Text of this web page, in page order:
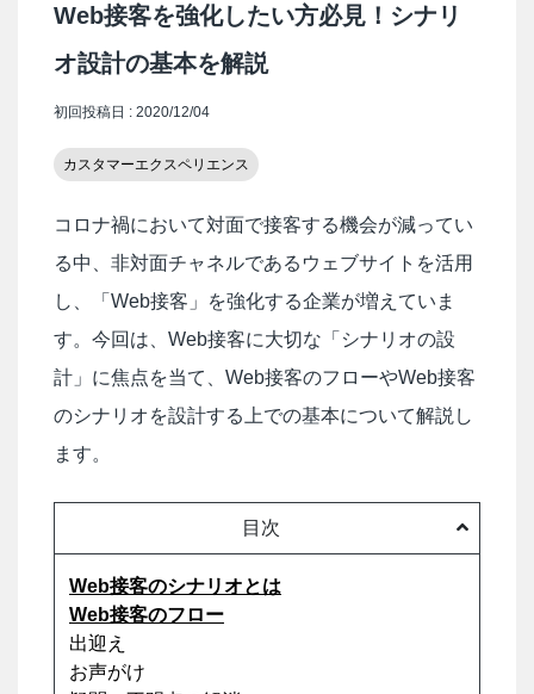
カスタマーエクスペリエンス
初回投稿日 : 2020/12/04
Web接客を強化したい方必見！シナリ
オ設計の基本を解説
コロナ禍において対面で接客する機会が減ってい
る中、非対面チャネルであるウェブサイトを活用
し、「Web接客」を強化する企業が増えていま
す。今回は、Web接客に大切な「シナリオの設
計」に焦点を当て、Web接客のフローやWeb接客
のシナリオを設計する上での基本について解説し
ます。
目次
Web接客のシナリオとは
Web接客のフロー
出迎え
お声がけ